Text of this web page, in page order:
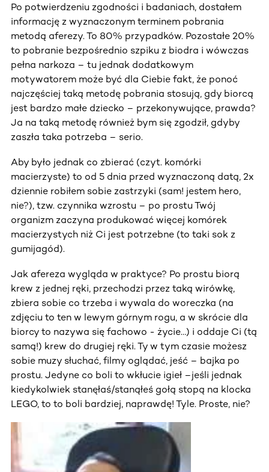
Po potwierdzeniu zgodności i badaniach, dostałem
informację z wyznaczonym terminem pobrania
metodą aferezy. To 80% przypadków. Pozostałe 20%
to pobranie bezpośrednio szpiku z biodra i wówczas
pełna narkoza – tu jednak dodatkowym
motywatorem może być dla Ciebie fakt, że ponoć
najczęściej taką metodę pobrania stosują, gdy biorcą
jest bardzo małe dziecko – przekonywujące, prawda?
Ja na taką metodę również bym się zgodził, gdyby
zaszła taka potrzeba – serio.
Aby było jednak co zbierać (czyt. komórki
macierzyste) to od 5 dnia przed wyznaczoną datą, 2x
dziennie robiłem sobie zastrzyki (sam! jestem hero,
nie?), tzw. czynnika wzrostu – po prostu Twój
organizm zaczyna produkować więcej komórek
macierzystych niż Ci jest potrzebne (to taki sok z
gumijagód).
Jak afereza wygląda w praktyce? Po prostu biorą
krew z jednej ręki, przechodzi przez taką wirówkę,
zbiera sobie co trzeba i wywala do woreczka (na
zdjęciu to ten w lewym górnym rogu, a w skrócie dla
biorcy to nazywa się fachowo - życie…) i oddaje Ci (tą
samą!) krew do drugiej ręki. Ty w tym czasie możesz
sobie muzy słuchać, filmy oglądać, jeść – bajka po
prostu. Jedyne co boli to wkłucie igieł –jeśli jednak
kiedykolwiek stanęłaś/stanąłeś gołą stopą na klocka
LEGO, to to boli bardziej, naprawdę! Tyle. Proste, nie?